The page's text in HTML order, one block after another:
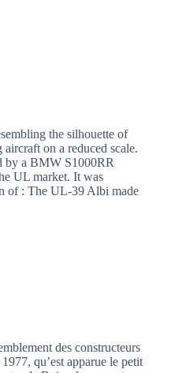
the silhouette of
on a reduced scale.
by a BMW S1000RR
UL market. It was
of : The UL-39 Albi made
des constructeurs
qu’est apparue le petit